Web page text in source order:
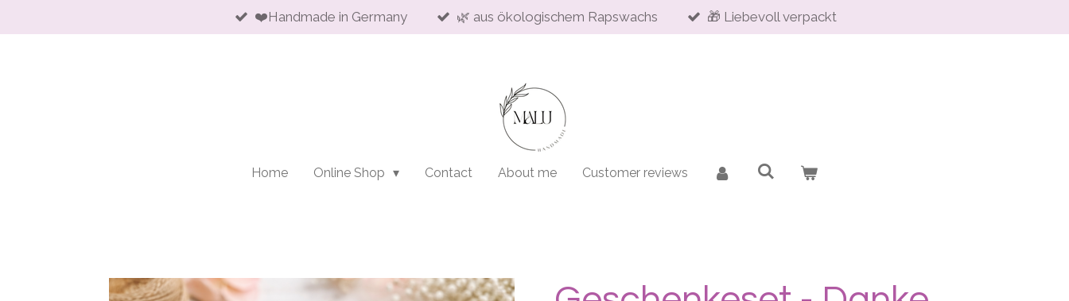
to
❤️Handmade in Germany 🌿 aus ökologischem Rapswachs 🎁 Liebevoll verpackt
Home Online Shop Contact About me Customer reviews